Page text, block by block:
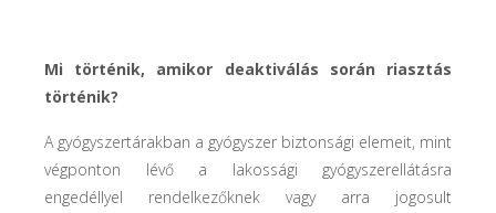
Mi történik, amikor deaktiválás során riasztás
történik?
A gyógyszertárakban a gyógyszer biztonsági elemeit, mint
végponton lévő a lakossági gyógyszerellátásra
engedéllyel rendelkezőknek vagy arra jogosult